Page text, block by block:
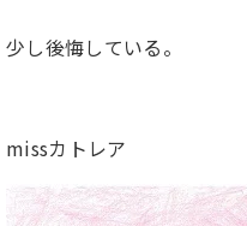
少し後悔している。
missカトレア